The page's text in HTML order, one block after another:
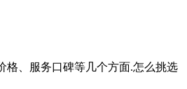
格、服务口碑等几个方面.怎么挑选